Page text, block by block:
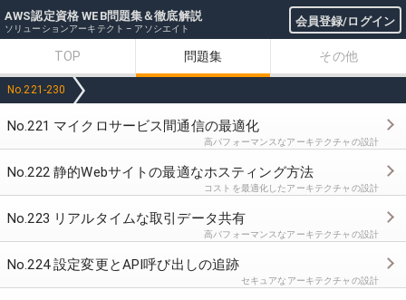
AWS認定資格 WEB問題集＆徹底解説 会員登録/ログイン
ソリューションアーキテクト – アソシエイト
TOP 問題集 その他
No.221-230
No.221 マイクロサービス間通信の最適化
高パフォーマンスなアーキテクチャの設計
No.222 静的Webサイトの最適なホスティング方法
コストを最適化したアーキテクチャの設計
No.223 リアルタイムな取引データ共有
高パフォーマンスなアーキテクチャの設計
No.224 設定変更とAPI呼び出しの追跡
セキュアなアーキテクチャの設計